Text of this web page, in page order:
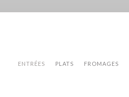
ENTRÉES PLATS FROMAGES